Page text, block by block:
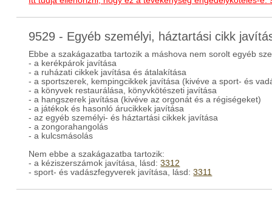
9529 - Egyéb személyi, háztartási cikk
Ebbe a szakágazatba tartozik a máshova nem sorolt egyéb
- a kerékpárok javítása
- a ruházati cikkek javítása és átalakítása
- a sportszerek, kempingcikkek javítása (kivéve a sport- és
- a könyvek restaurálása, könyvkötészeti javítása
- a hangszerek javítása (kivéve az orgonát és a régiségeket)
- a játékok és hasonló árucikkek javítása
- az egyéb személyi- és háztartási cikkek javítása
- a zongorahangolás
- a kulcsmásolás
Nem ebbe a szakágazatba tartozik:
- a kéziszerszámok javítása, lásd:3312
- sport- és vadászfegyverek javítása, lásd:3311